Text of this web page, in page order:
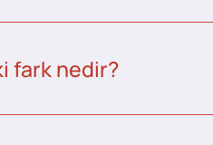
fark nedir?